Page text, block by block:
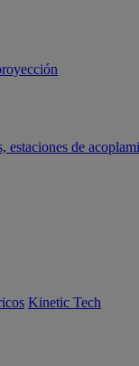
estaciones de
Kinetic Tech